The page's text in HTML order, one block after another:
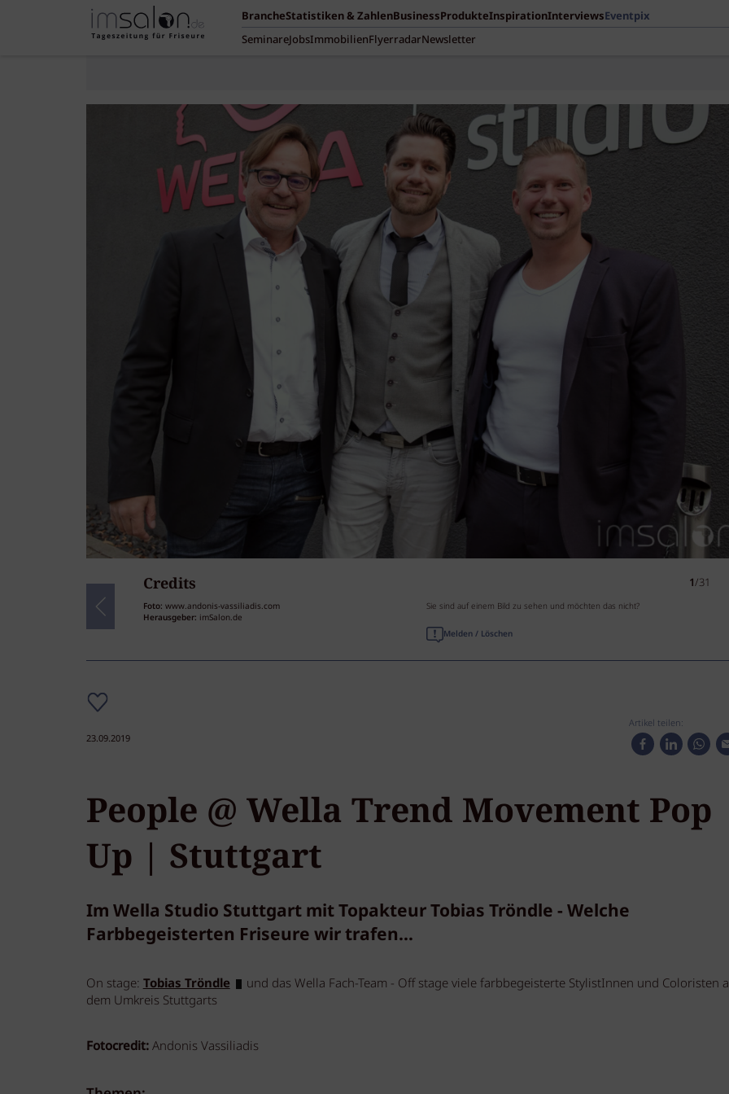
BrancheStatistiken & ZahlenBusinessProdukteInspirationInterviewsEventpix
SeminareJobsImmobilienFlyerradarNewsletter
Credits 1/31
Foto: www.andonis-vassiliadis.com
Herausgeber: imSalon.de
Sie sind auf einem Bild zu sehen und möchten das nicht?
Melden / Löschen
23.09.2019
Artikel teilen:
People @ Wella Trend Movement Pop
Up | Stuttgart
Im Wella Studio Stuttgart mit Topakteur Tobias Tröndle - Welche
Farbbegeisterten Friseure wir trafen...
On stage: Tobias Tröndle
und das Wella Fach-Team - Off stage viele farbbegeisterte StylistInnen und Coloristen
dem Umkreis Stuttgarts
Fotocredit:Andonis Vassiliadis